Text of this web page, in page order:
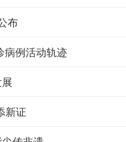
布
病例活动轨迹
新证